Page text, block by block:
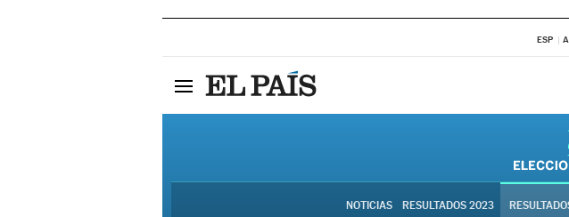
ESP
NOTICIAS RESULTADOS 2023